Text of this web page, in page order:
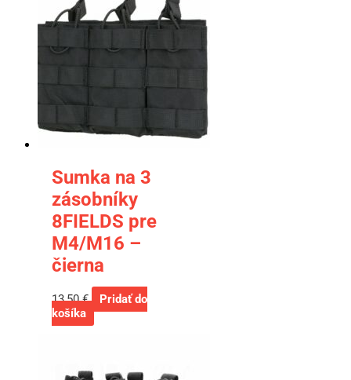
Sumka na 3
zásobníky
8FIELDS pre
M4/M16 –
čierna
13,50€
Pridať do
košíka